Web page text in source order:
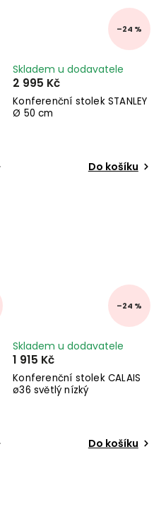
–24 %
Konferenční stolek STANLEY
Ø 50 cm
Skladem u dodavatele
2 995 Kč
Do košíku
–24 %
Konferenční stolek CALAIS
ø36 světlý nízký
Skladem u dodavatele
1 915 Kč
Do košíku